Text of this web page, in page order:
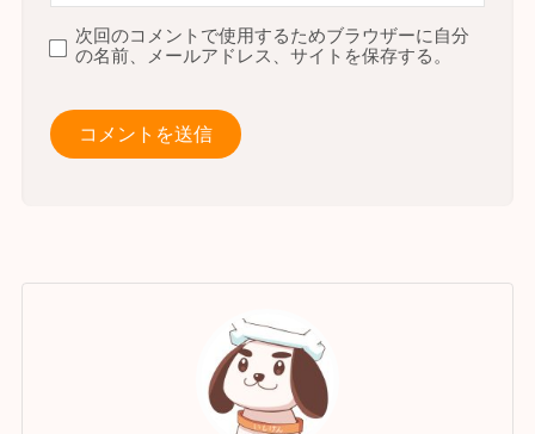
次回のコメントで使用するためブラウザーに自分
の名前、メールアドレス、サイトを保存する。